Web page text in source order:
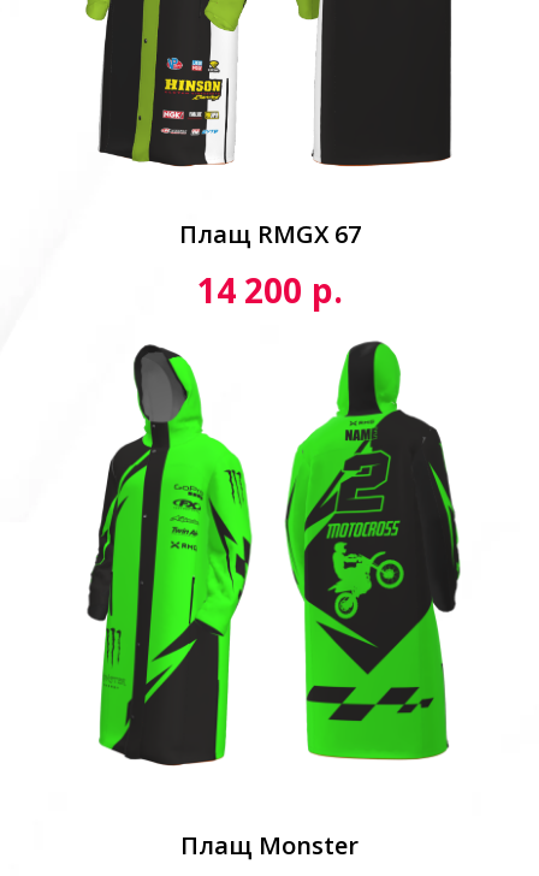
Плащ RMGX 67
14 200 р.
Плащ Monster